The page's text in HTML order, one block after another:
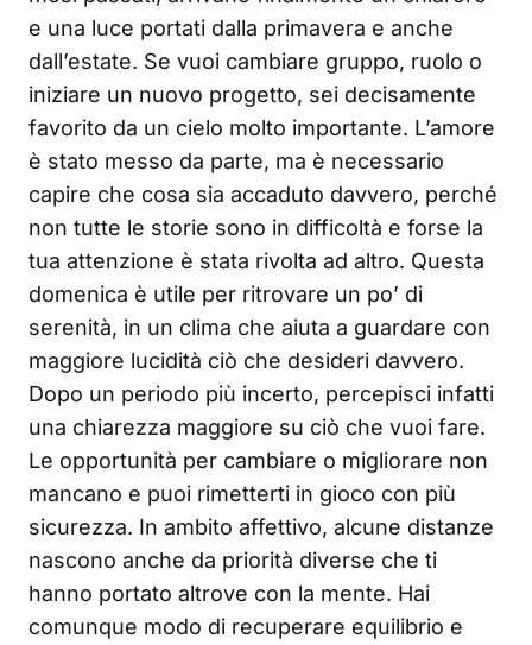
e una luce portati dalla primavera e anche
dall’estate. Se vuoi cambiare gruppo, ruolo o
iniziare un nuovo progetto, sei decisamente
favorito da un cielo molto importante. L’amore
è stato messo da parte, ma è necessario
capire che cosa sia accaduto davvero, perché
non tutte le storie sono in difficoltà e forse la
tua attenzione è stata rivolta ad altro. Questa
domenica è utile per ritrovare un po’ di
serenità, in un clima che aiuta a guardare con
maggiore lucidità ciò che desideri davvero.
Dopo un periodo più incerto, percepisci infatti
una chiarezza maggiore su ciò che vuoi fare.
Le opportunità per cambiare o migliorare non
mancano e puoi rimetterti in gioco con più
sicurezza. In ambito affettivo, alcune distanze
nascono anche da priorità diverse che ti
hanno portato altrove con la mente. Hai
comunque modo di recuperare equilibrio e